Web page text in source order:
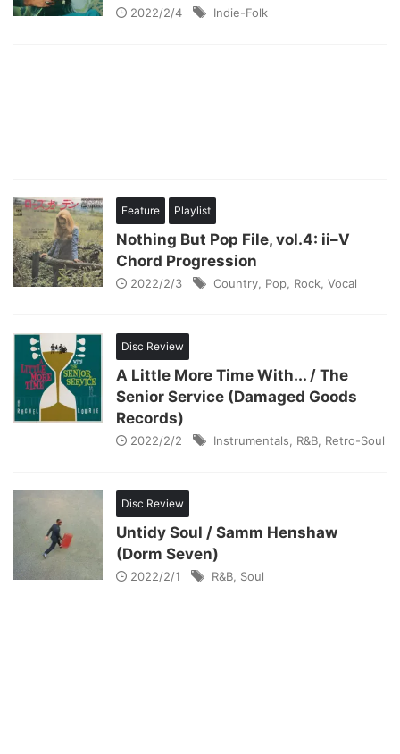
2022/2/4 Indie-Folk
Feature Playlist
Nothing But Pop File, vol.4: ii–V
Chord Progression
2022/2/3 Country Pop Rock Vocal
Disc Review
A Little More Time With... / The
Senior Service (Damaged Goods
Records)
2022/2/2 Instrumentals R&B Retro-Soul
Disc Review
Untidy Soul / Samm Henshaw
(Dorm Seven)
2022/2/1 R&B Soul